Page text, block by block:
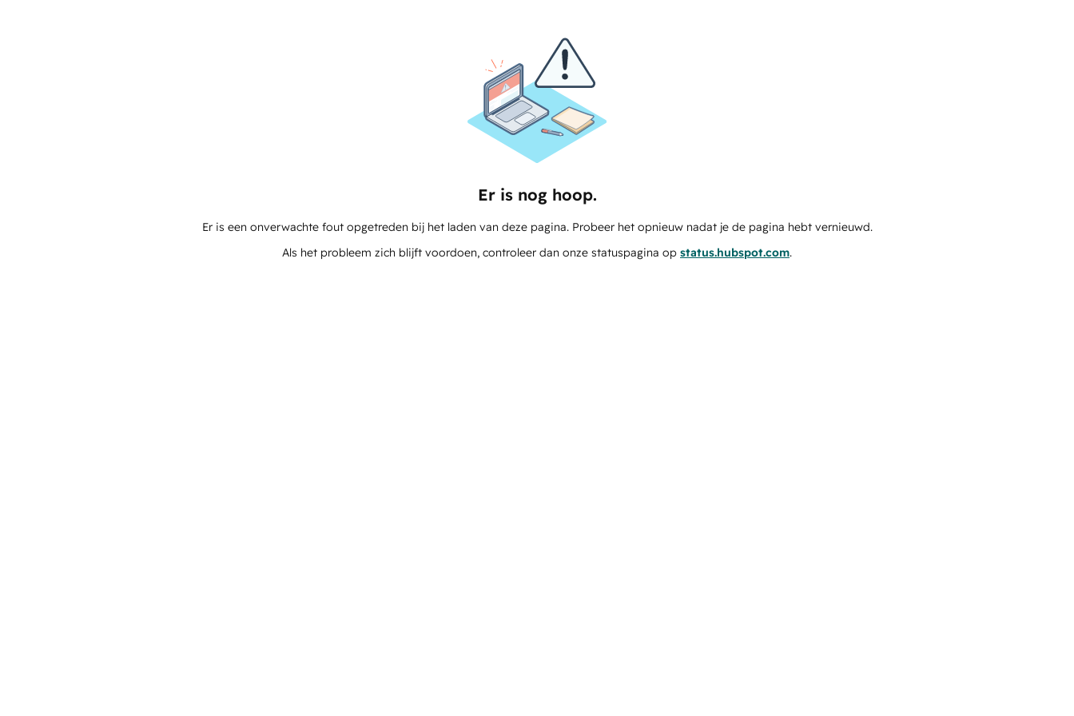
Er is nog hoop.
Er is een onverwachte fout opgetreden bij het laden van deze pagina. Probeer het opnieuw nadat je de pagina hebt vernieuwd.
Als het probleem zich blijft voordoen, controleer dan onze statuspagina op status.hubspot.com.